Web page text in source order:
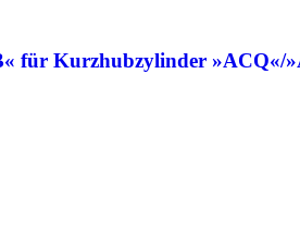
für Kurzhubzylinder »ACQ«/